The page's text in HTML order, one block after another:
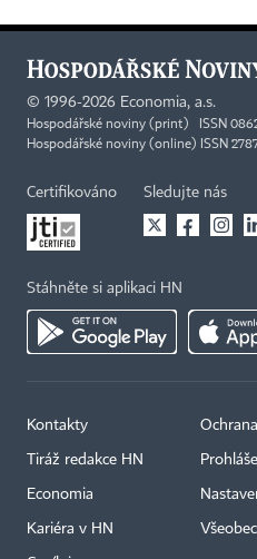
© 1996-2026 Economia, a.s.
Hospodářské noviny (print) ISSN
Hospodářské noviny (online) ISSN
Certifikováno Sledujte nás
Stáhněte si aplikaci HN
Kontakty
Tiráž redakce HN
Economia
Kariéra v HN